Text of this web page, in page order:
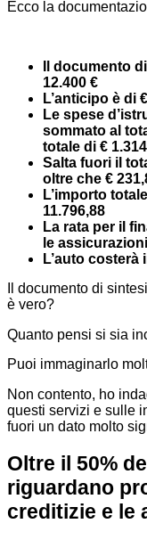
Ecco la
Il documento
12.400 €
L’anticipo è di
Le spese
sommato al
totale di €
Salta fuori il
oltre che €
L’importo
11.796,88
La rata per il
le
L’auto costerà
Il documento di
è vero?
Quanto pensi si sia
Puoi immaginarlo
Non contento, ho
questi servizi e sulle
fuori un dato molto
Oltre il 50%
riguardano
creditizie e le